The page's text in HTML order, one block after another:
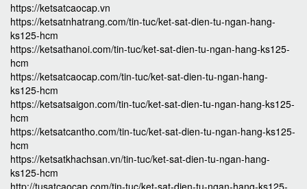
https://ketsatcaocap.vn
https://ketsatnhatrang.com/tin-tuc/ket-sat-dien-tu-ngan-hang-
ks125-hcm
https://ketsathanoi.com/tin-tuc/ket-sat-dien-tu-ngan-hang-ks125-
hcm
https://ketsatcaocap.com/tin-tuc/ket-sat-dien-tu-ngan-hang-
ks125-hcm
https://ketsatsaigon.com/tin-tuc/ket-sat-dien-tu-ngan-hang-ks125-
hcm
https://ketsatcantho.com/tin-tuc/ket-sat-dien-tu-ngan-hang-ks125-
hcm
https://ketsatkhachsan.vn/tin-tuc/ket-sat-dien-tu-ngan-hang-
ks125-hcm
http://tusatcaocap.com/tin-tuc/ket-sat-dien-tu-ngan-hang-ks125-